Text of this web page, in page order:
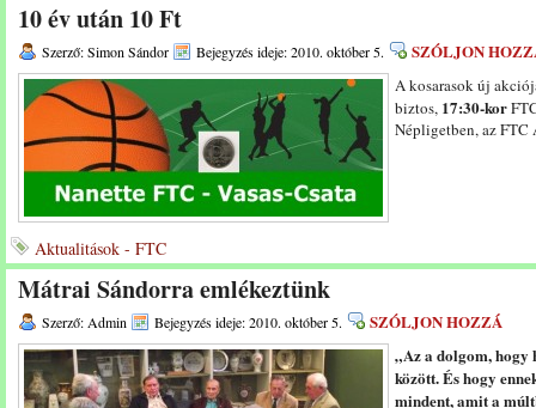
Az FTC Baráti Kör 2025. októberi
összejövetel
10 év után 10 Ft
Szerző: Simon Sándor Bejegyzés ideje: 2010. október 5. SZÓLJON
A kosarasok új
biztos, 17:30-kor
Népligetben, az FTC
Aktualitások - FTC
Mátrai Sándorra emlékeztünk
Szerző: Admin Bejegyzés ideje: 2010. október 5.
SZÓLJON HOZZÁ
„Az a dolgom, hogy
között. És hogy
mindent, amit a